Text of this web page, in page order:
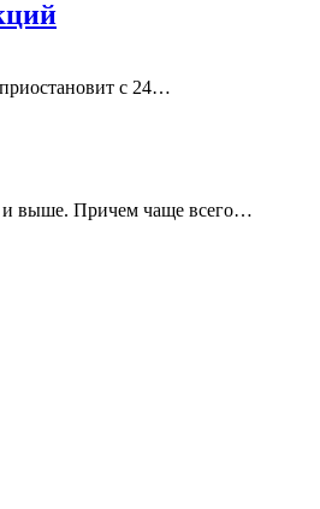
с 24…
и выше. Причем чаще всего…